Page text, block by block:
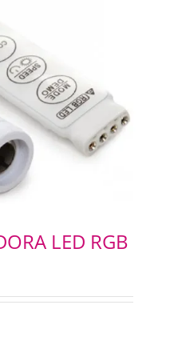
LED RGB